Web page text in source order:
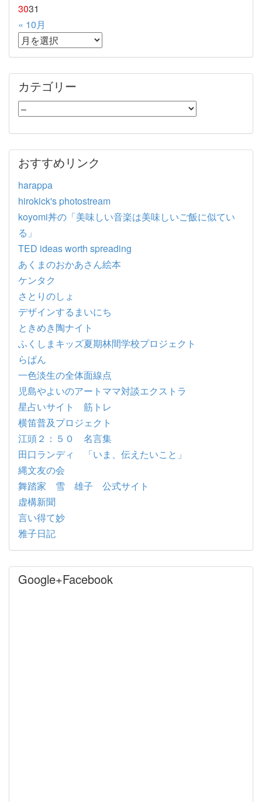
3031
« 10月
カテゴリー
おすすめリンク
harappa
hirokick's photostream
koyomi丼の「美味しい音楽は美味しいご飯に似てい
る」
TED ideas worth spreading
あくまのおかあさん絵本
ケンタク
さとりのしょ
デザインするまいにち
ときめき陶ナイト
ふくしまキッズ夏期林間学校プロジェクト
らぱん
一色淡生の全体面線点
児島やよいのアートママ対談エクストラ
星占いサイト 筋トレ
横笛普及プロジェクト
江頭２：５０ 名言集
田口ランディ 「いま、伝えたいこと」
縄文友の会
舞踏家 雪 雄子 公式サイト
虚構新聞
言い得て妙
雅子日記
Google+Facebook